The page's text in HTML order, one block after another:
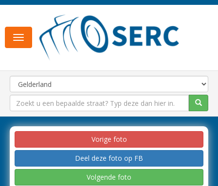
Toggle
navigation
Vorige foto
Deel deze foto op FB
Volgende foto